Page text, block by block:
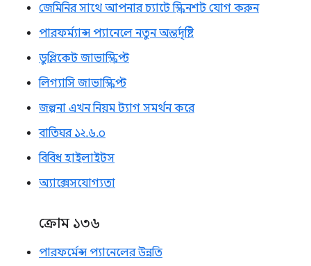
জেমিনির সাথে আপনার চ্যাটে স্ক্রিনশট যোগ করুন
পারফর্ম্যান্স প্যানেলে নতুন অন্তর্দৃষ্টি
ডুপ্লিকেট জাভাস্ক্রিপ্ট
লিগ্যাসি জাভাস্ক্রিপ্ট
জল্পনা এখন নিয়ম ট্যাগ সমর্থন করে
বাতিঘর ১২.৬.০
বিবিধ হাইলাইটস
অ্যাক্সেসযোগ্যতা
ক্রোম ১৩৬
পারফর্মেন্স প্যানেলের উন্নতি